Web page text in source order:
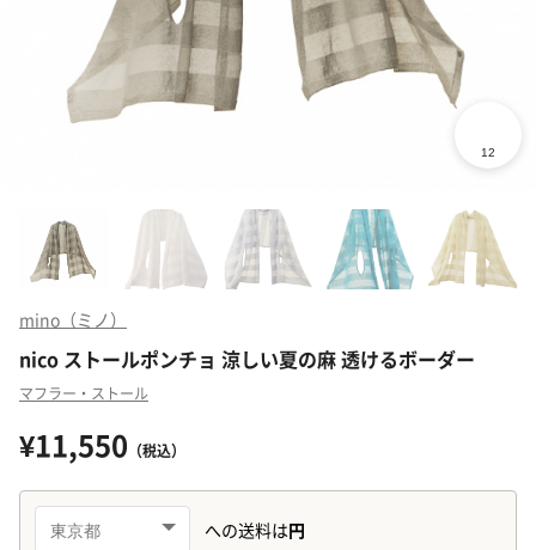
mino（ミノ）
nico ストールポンチョ 涼しい夏の麻 透けるボーダー
マフラー・ストール
¥11,550 （税込）